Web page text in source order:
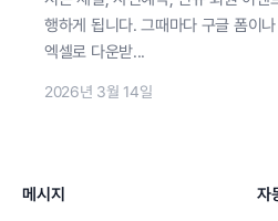
행하게 됩니다. 그때마다 구글 폼이
엑셀로 다운받...
2026년 3월 14일
메시지 자